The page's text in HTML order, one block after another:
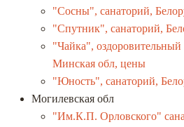
"Сосны", санаторий,
"Спутник", санаторий,
"Чайка", оздоровительный
Минская обл, цены
"Юность", санаторий,
Могилевская обл
"Им.К.П. Орловского"